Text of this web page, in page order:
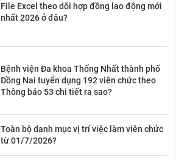
File Excel theo dõi hợp đồng lao động mới
nhất 2026 ở đâu?
Bệnh viện Đa khoa Thống Nhất thành phố
Đồng Nai tuyển dụng 192 viên chức theo
Thông báo 53 chi tiết ra sao?
Toàn bộ danh mục vị trí việc làm viên chức
từ 01/7/2026?